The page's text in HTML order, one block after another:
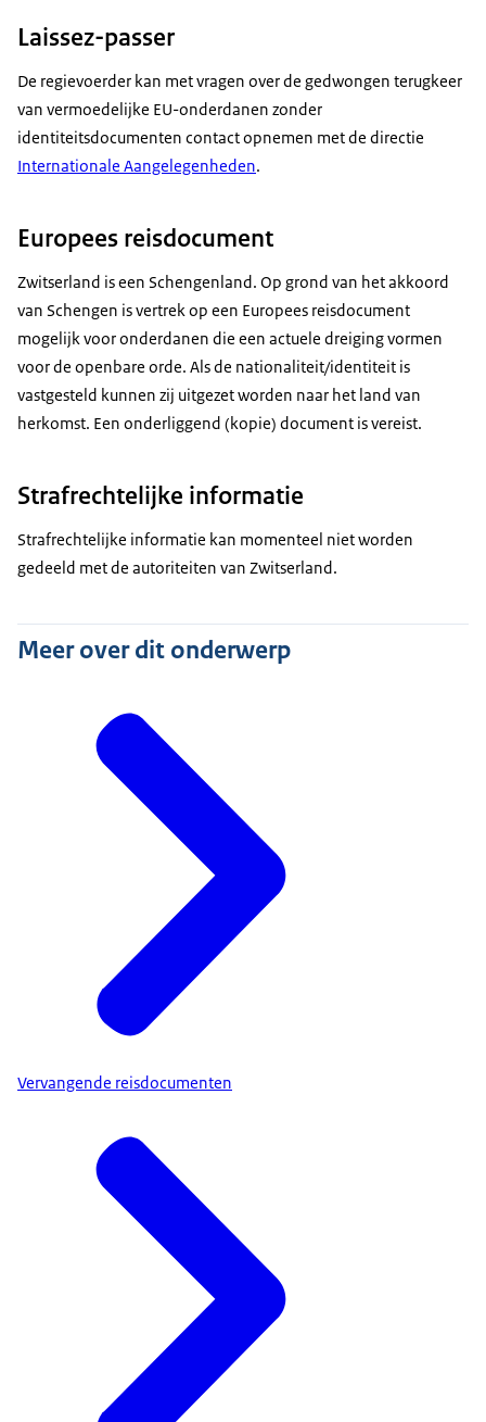
Laissez-passer
De regievoerder kan met vragen over de gedwongen terugkeer
van vermoedelijke EU-onderdanen zonder
identiteitsdocumenten contact opnemen met de directie
Internationale Aangelegenheden.
Europees reisdocument
Zwitserland is een Schengenland. Op grond van het akkoord
van Schengen is vertrek op een Europees reisdocument
mogelijk voor onderdanen die een actuele dreiging vormen
voor de openbare orde. Als de nationaliteit/identiteit is
vastgesteld kunnen zij uitgezet worden naar het land van
herkomst. Een onderliggend (kopie) document is vereist.
Strafrechtelijke informatie
Strafrechtelijke informatie kan momenteel niet worden
gedeeld met de autoriteiten van Zwitserland.
Meer over dit onderwerp
Vervangende reisdocumenten